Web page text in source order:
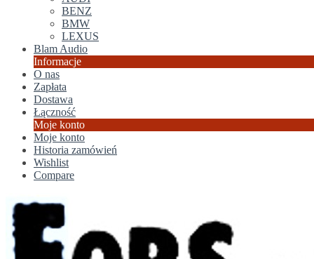
BENZ
BMW
LEXUS
Blam Audio
Informacje
O nas
Zapłata
Dostawa
Łączność
Moje konto
Moje konto
Historia zamówień
Wishlist
Compare